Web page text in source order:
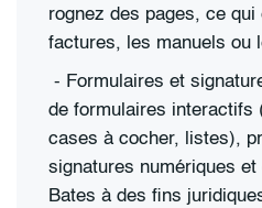
rognez des pages, ce
factures, les manuels ou
- Formulaires et
de formulaires interactifs
cases à cocher, listes),
signatures numériques
Bates à des fins